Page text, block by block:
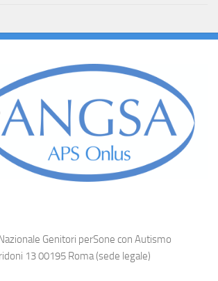
Genitori perSone con Autismo
13 00195 Roma (sede legale)